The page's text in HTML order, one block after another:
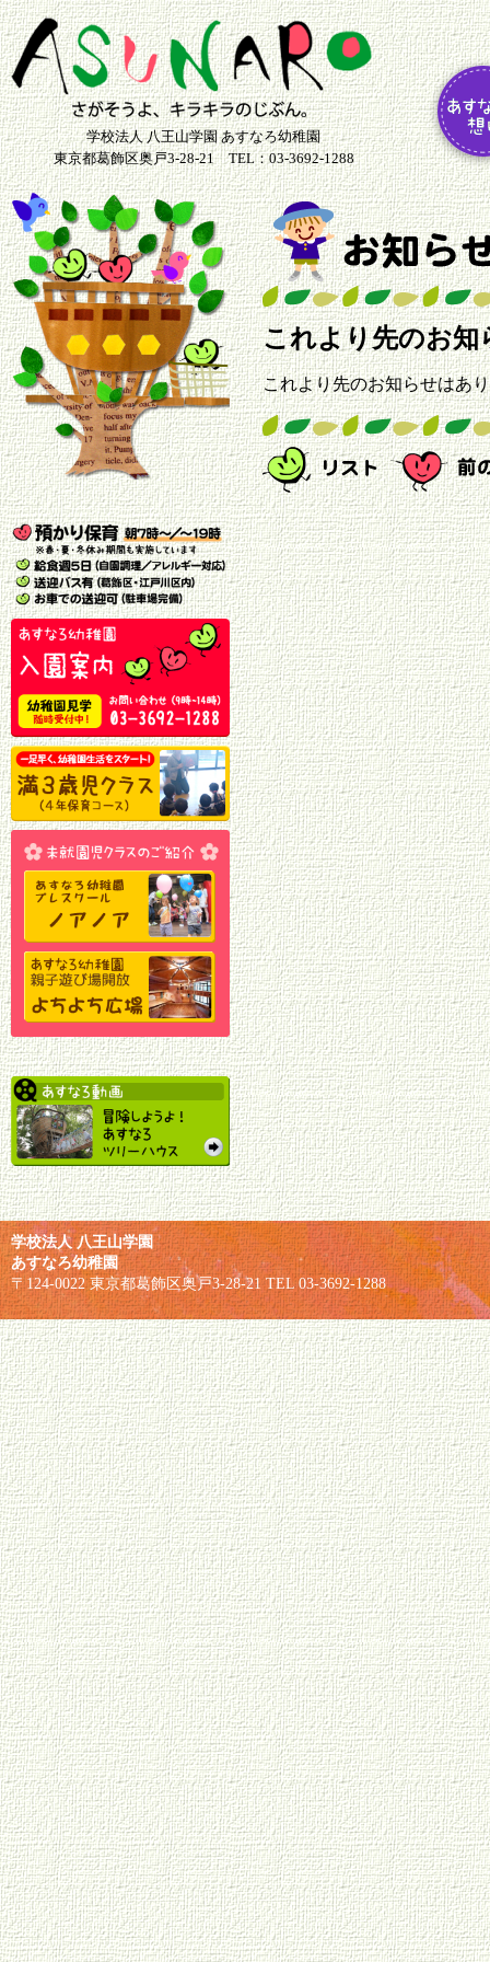
学校法人 八王山学園 あすなろ幼稚園
東京都葛飾区奥戸3-28-21 TEL：03-3692-1288
これより先のお知
これより先のお知らせはあ
学校法人 八王山学園
あすなろ幼稚園
〒124-0022 東京都葛飾区奥戸3-28-21 TEL 03-3692-1288